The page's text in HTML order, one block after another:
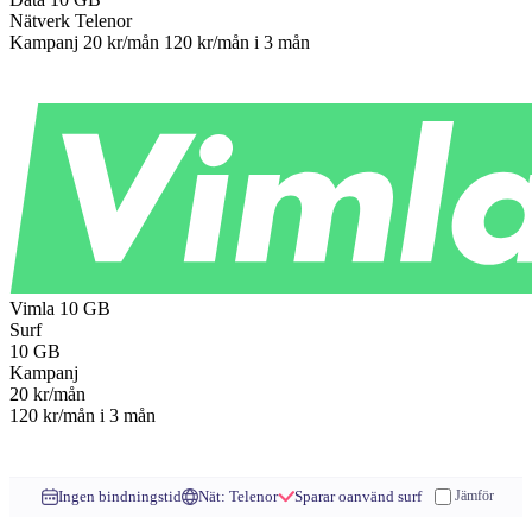
Nätverk Telenor
Kampanj 20 kr/mån 120 kr/mån i 3 mån
Vimla 10 GB
Surf
10 GB
Kampanj
20 kr/mån
120 kr/mån i 3 mån
Ingen bindningstid Nät: Telenor Sparar oanvänd surf Jämför